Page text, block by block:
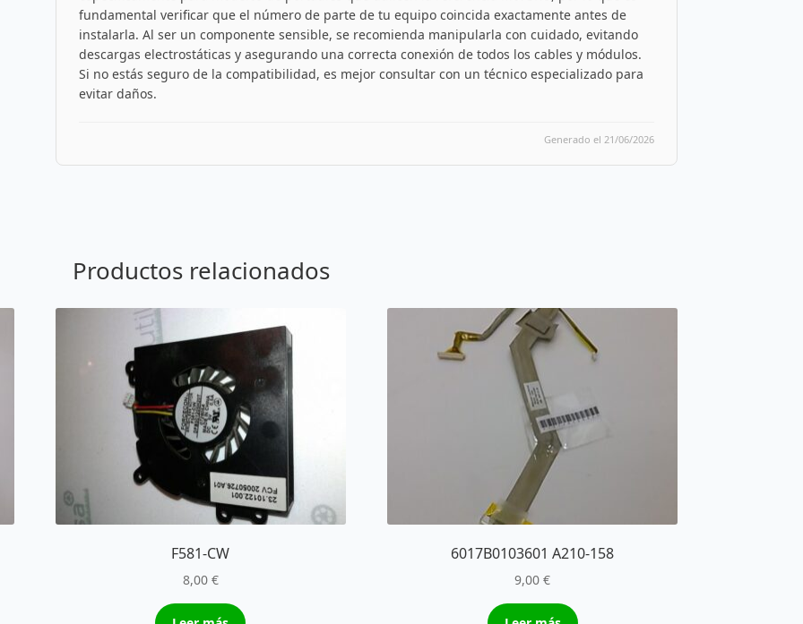
fundamental verificar que el número de parte de tu equipo coincida exactamente antes de
instalarla. Al ser un componente sensible, se recomienda manipularla con cuidado, evitando
descargas electrostáticas y asegurando una correcta conexión de todos los cables y módulos.
Si no estás seguro de la compatibilidad, es mejor consultar con un técnico especializado para
evitar daños.
Generado el 21/06/2026
Productos relacionados
F581-CW
8,00 €
6017B0103601 A210-158
9,00€